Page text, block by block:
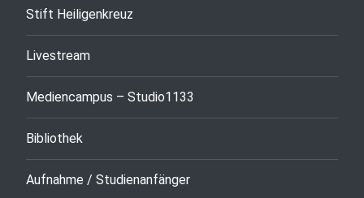
Stift Heiligenkreuz
Livestream
Mediencampus – Studio1133
Bibliothek
Aufnahme / Studienanfänger